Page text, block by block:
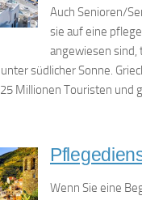
Auch Senioren/
sie auf eine
angewiesen
südlicher Sonne.
Millionen Touristen und
Wenn Sie eine